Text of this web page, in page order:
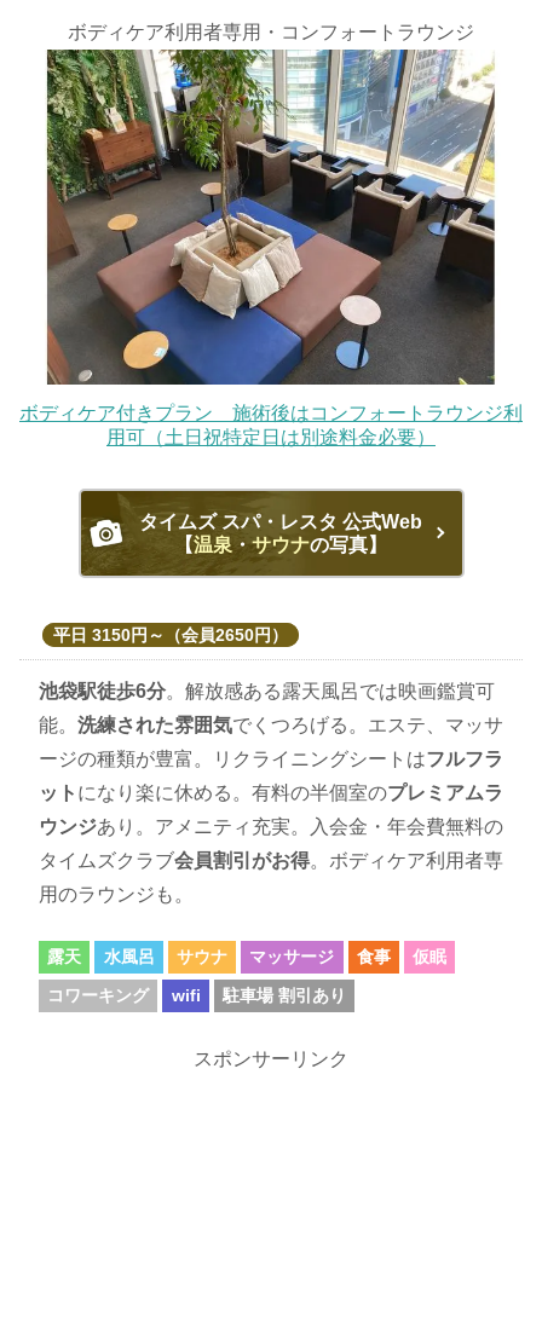
ボディケア利用者専用・コンフォートラウンジ
ボディケア付きプラン 施術後はコンフォートラウンジ利
用可（土日祝特定日は別途料金必要）
タイムズ スパ・レスタ 公式Web
【温泉 ・サウナの写真】
平日 3150円～（会員2650円）
池袋駅徒歩6分。解放感ある露天風呂では映画鑑賞可
能。 洗練された雰囲気でくつろげる。エステ、マッサ
ージの種類が豊富。リクライニングシートはフルフラ
ット になり楽に休める。有料の半個室のプレミアムラ
ウンジあり。アメニティ充実。入会金・年会費無料の
タイムズクラブ会員割引がお得。ボディケア利用者専
用のラウンジも。
露天 水風呂 サウナ マッサージ 食事 仮眠
コワーキング wifi 駐車場 割引あり
スポンサーリンク